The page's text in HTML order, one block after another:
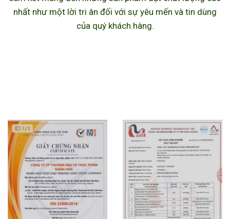
nhất như một lời tri ân đối với sự yêu mến và tin dùng
của quý khách hàng.